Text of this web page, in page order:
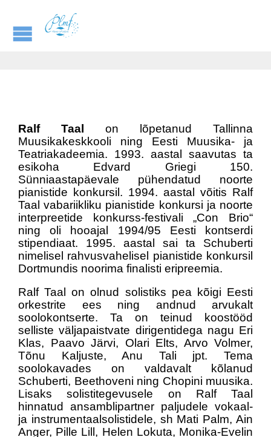
Ralf Taal
on lõpetanud Tallinna
Muusikakeskkooli ning Eesti Muusika- ja
Teatriakadeemia. 1993. aastal saavutas ta
esikoha Edvard Griegi 150.
Sünniaastapäevale pühendatud noorte
pianistide konkursil. 1994. aastal võitis Ralf
Taal vabariikliku pianistide konkursi ja noorte
interpreetide konkurss-festivali „Con Brio“
ning oli hooajal 1994/95 Eesti kontserdi
stipendiaat. 1995. aastal sai ta Schuberti
nimelisel rahvusvahelisel pianistide konkursil
Dortmundis noorima finalisti eripreemia.
Ralf Taal on olnud solistiks pea kõigi Eesti
orkestrite ees ning andnud arvukalt
soolokontserte. Ta on teinud koostööd
selliste väljapaistvate dirigentidega nagu Eri
Klas, Paavo Järvi, Olari Elts, Arvo Volmer,
Tõnu Kaljuste, Anu Tali jpt. Tema
soolokavades on valdavalt kõlanud
Schuberti, Beethoveni ning Chopini muusika.
Lisaks solistitegevusele on Ralf Taal
hinnatud ansamblipartner paljudele vokaal-
ja instrumentaalsolistidele, sh Mati Palm, Ain
Anger, Pille Lill, Helen Lokuta, Monika-Evelin